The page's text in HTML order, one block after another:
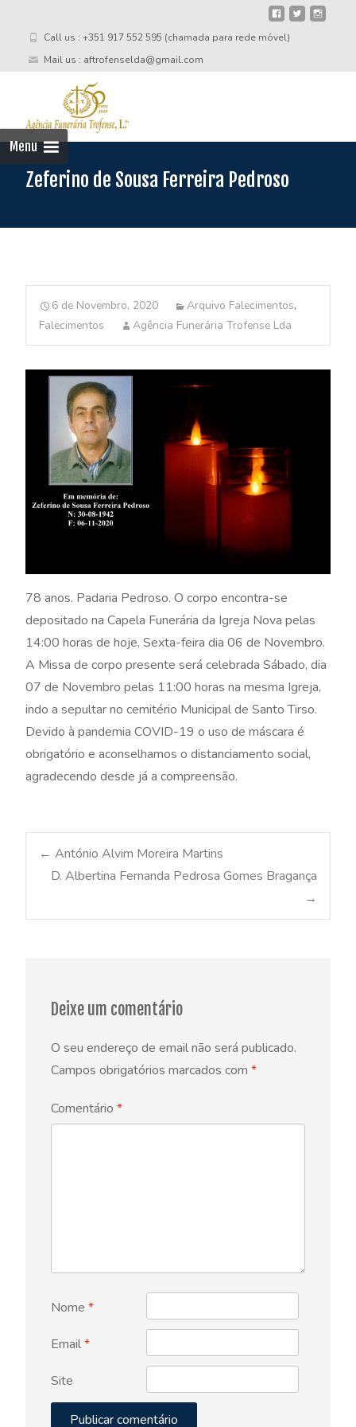
Call us : +351 917 552 595 (chamada para rede móvel)
Mail us : aftrofenselda@gmail.com
Menu
Zeferino de Sousa Ferreira Pedroso
6 de Novembro, 2020 Arquivo Falecimentos,
Falecimentos
Agência Funerária Trofense Lda
78 anos. Padaria Pedroso. O corpo encontra-se
depositado na Capela Funerária da Igreja Nova pelas
14:00 horas de hoje, Sexta-feira dia 06 de Novembro.
A Missa de corpo presente será celebrada Sábado, dia
07 de Novembro pelas 11:00 horas na mesma Igreja,
indo a sepultar no cemitério Municipal de Santo Tirso.
Devido à pandemia COVID-19 o uso de máscara é
obrigatório e aconselhamos o distanciamento social,
agradecendo desde já a compreensão.
Post
navigation
← António Alvim Moreira Martins
D. Albertina Fernanda Pedrosa Gomes Bragança
→
Deixe um comentário
O seu endereço de email não será publicado.
Campos obrigatórios marcados com *
Comentário *
Nome *
Email*
Site